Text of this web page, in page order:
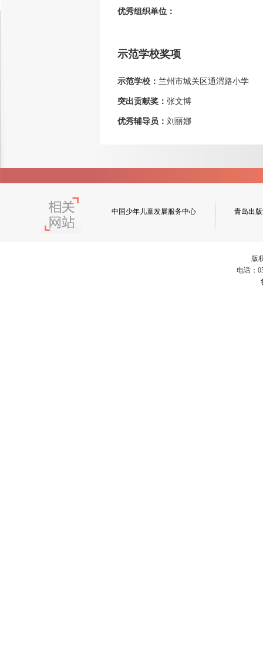
优秀组织单位：
示范学校奖项
示范学校： 兰州市城关区通渭路小学
突出贡献奖： 张文博
优秀辅导员： 刘丽娜
中国少年儿童发展服务中心 青岛出
版
电话：